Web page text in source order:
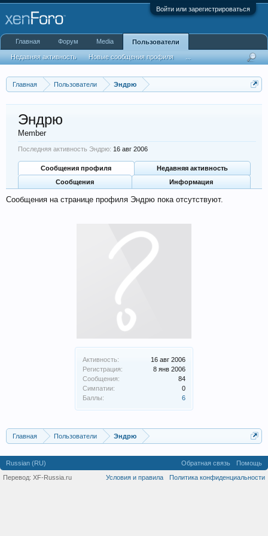
Войти или зарегистрироваться
Главная Пользователи Эндрю
Активность:
16 авг 2006
Регистрация:
8 янв 2006
Сообщения:
84
Симпатии:
0
Баллы:
6
Эндрю
Member
Последняя активность Эндрю: 16 авг 2006
Сообщения профиля
Недавняя активность
Сообщения
Информация
Сообщения на странице профиля Эндрю пока отсутствуют.
Главная Пользователи Эндрю
Главная Форум Media Пользователи
Недавняя активность Новые сообщения профиля
Russian (RU) Обратная связь
Помощь
Условия и правила
Политика конфиденциальности
Перевод: XF-Russia.ru